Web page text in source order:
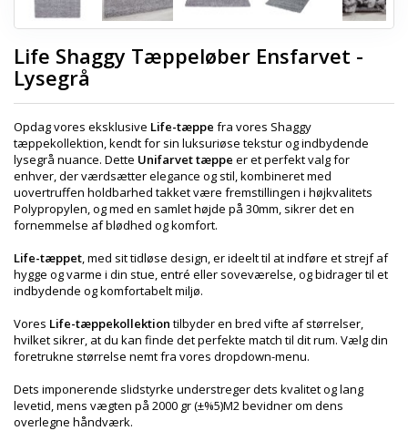
Life Shaggy Tæppeløber Ensfarvet -
Lysegrå
Opdag vores eksklusive Life-tæppe fra vores Shaggy
tæppekollektion, kendt for sin luksuriøse tekstur og indbydende
lysegrå nuance. Dette Unifarvet tæppe er et perfekt valg for
enhver, der værdsætter elegance og stil, kombineret med
uovertruffen holdbarhed takket være fremstillingen i højkvalitets
Polypropylen, og med en samlet højde på 30mm, sikrer det en
fornemmelse af blødhed og komfort.
Life-tæppet, med sit tidløse design, er ideelt til at indføre et strejf af
hygge og varme i din stue, entré eller soveværelse, og bidrager til et
indbydende og komfortabelt miljø.
Vores Life-tæppekollektion tilbyder en bred vifte af størrelser,
hvilket sikrer, at du kan finde det perfekte match til dit rum. Vælg din
foretrukne størrelse nemt fra vores dropdown-menu.
Dets imponerende slidstyrke understreger dets kvalitet og lang
levetid, mens vægten på 2000 gr (±%5)M2 bevidner om dens
overlegne håndværk.